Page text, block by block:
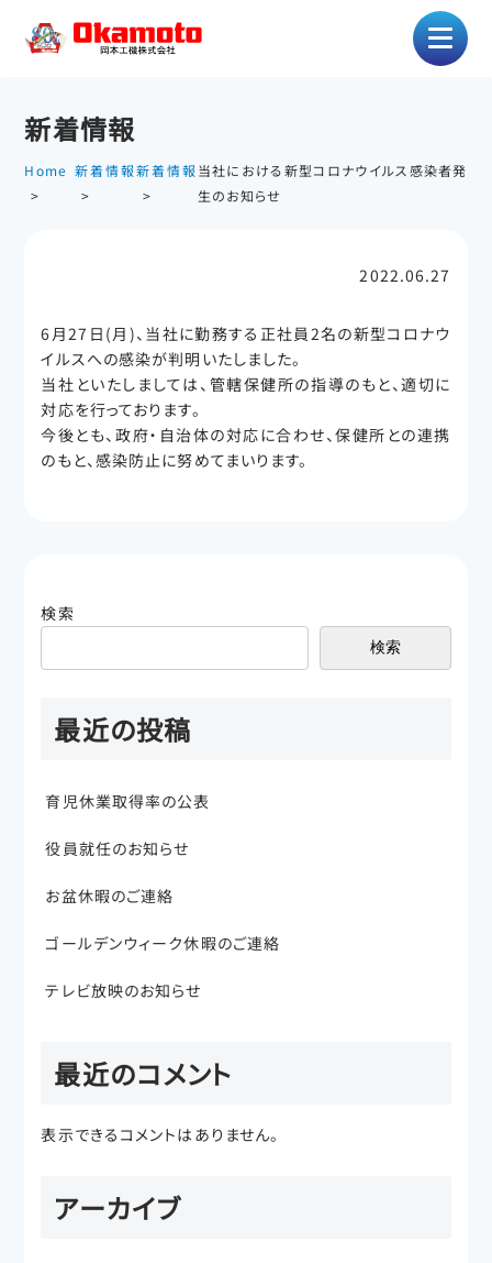
新着情報
Home 新着情報新着情報 当社における新型コロナウイルス感染者発
生のお知らせ
2022.06.27
6月27日(月)、当社に勤務する正社員2名の新型コロナウ
イルスへの感染が判明いたしました。
当社といたしましては、管轄保健所の指導のもと、適切に
対応を行っております。
今後とも、政府・自治体の対応に合わせ、保健所との連携
のもと、感染防止に努めてまいります。
検索
検索
最近の投稿
育児休業取得率の公表
役員就任のお知らせ
お盆休暇のご連絡
ゴールデンウィーク休暇のご連絡
テレビ放映のお知らせ
最近のコメント
表示できるコメントはありません。
アーカイブ